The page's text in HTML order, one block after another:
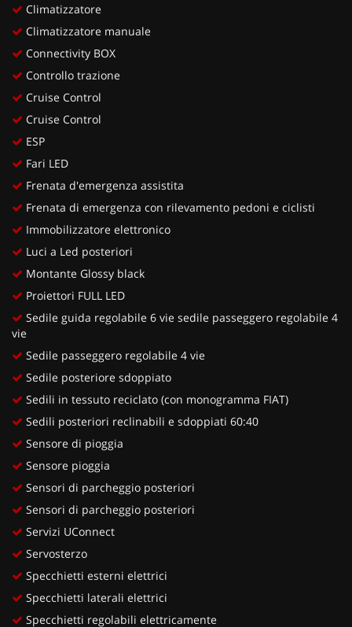
Climatizzatore
Climatizzatore manuale
Connectivity BOX
Controllo trazione
Cruise Control
Cruise Control
ESP
Fari LED
Frenata d'emergenza assistita
Frenata di emergenza con rilevamento pedoni e ciclisti
Immobilizzatore elettronico
Luci a Led posteriori
Montante Glossy black
Proiettori FULL LED
Sedile guida regolabile 6 vie sedile passeggero regolabile 4
vie
Sedile passeggero regolabile 4 vie
Sedile posteriore sdoppiato
Sedili in tessuto reciclato (con monogramma FIAT)
Sedili posteriori reclinabili e sdoppiati 60:40
Sensore di pioggia
Sensore pioggia
Sensori di parcheggio posteriori
Sensori di parcheggio posteriori
Servizi UConnect
Servosterzo
Specchietti esterni elettrici
Specchietti laterali elettrici
Specchietti regolabili elettricamente